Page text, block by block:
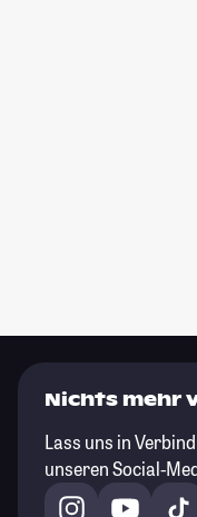
Nichts mehr
Lass uns in
unseren Social-